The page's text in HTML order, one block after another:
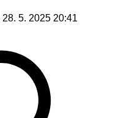
28. 5. 2025 20:41